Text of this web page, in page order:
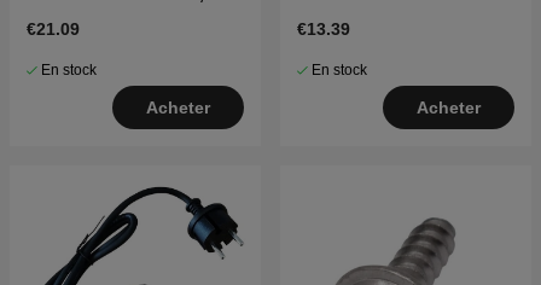
435X(2020-)
€21.09
En stock
Acheter
€13.39
En stock
Acheter